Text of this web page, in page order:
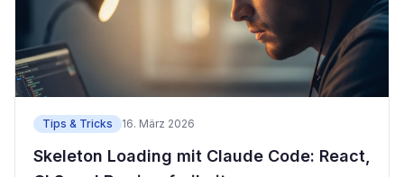
Tips & Tricks 16. März 2026
Skeleton Loading mit Claude Code: React,